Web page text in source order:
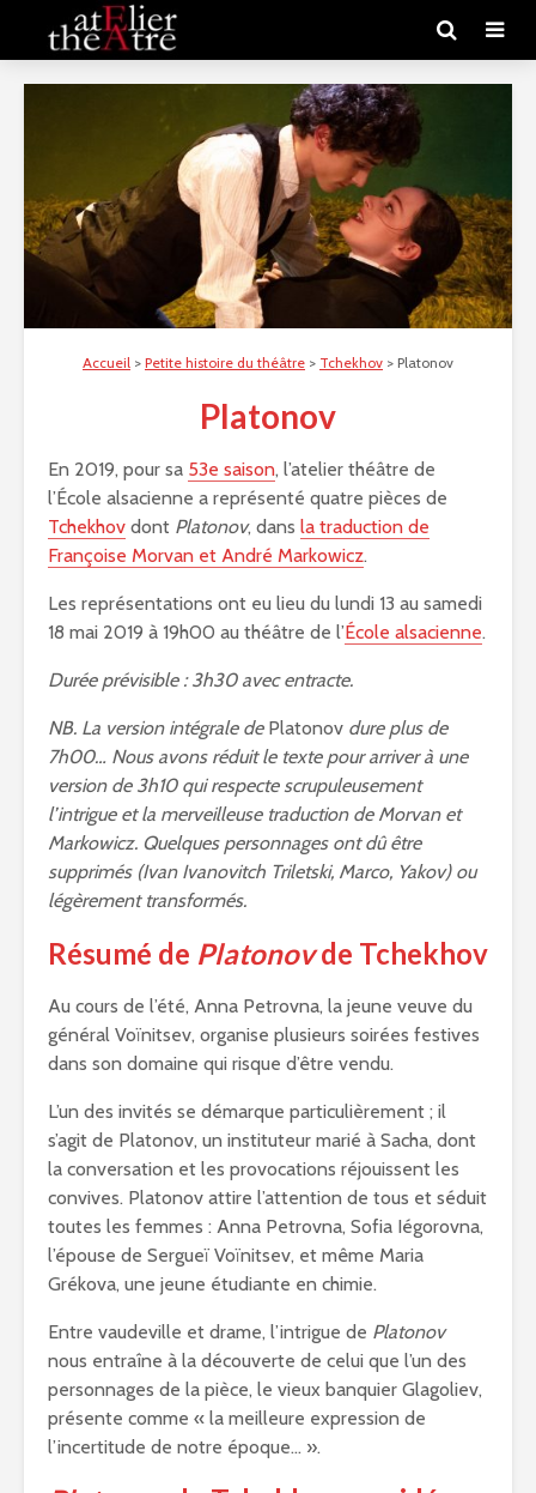
Accueil > Petite histoire du théâtre > Tchekhov > Platonov
Platonov
En 2019, pour sa 53e saison, l’atelier théâtre de
l’École alsacienne a représenté quatre pièces de
Tchekhov dont Platonov, dans la traduction de
Françoise Morvan et André Markowicz.
Les représentations ont eu lieu du lundi 13 au samedi
18 mai 2019 à 19h00 au théâtre de l’École alsacienne.
Durée prévisible : 3h30 avec entracte.
NB. La version intégrale de Platonov dure plus de
7h00… Nous avons réduit le texte pour arriver à une
version de 3h10 qui respecte scrupuleusement
l’intrigue et la merveilleuse traduction de Morvan et
Markowicz. Quelques personnages ont dû être
supprimés (Ivan Ivanovitch Triletski, Marco, Yakov) ou
légèrement transformés.
Résumé de Platonovde Tchekhov
Au cours de l’été, Anna Petrovna, la jeune veuve du
général Voïnitsev, organise plusieurs soirées festives
dans son domaine qui risque d’être vendu.
L’un des invités se démarque particulièrement ; il
s’agit de Platonov, un instituteur marié à Sacha, dont
la conversation et les provocations réjouissent les
convives. Platonov attire l’attention de tous et séduit
toutes les femmes : Anna Petrovna, Sofia Iégorovna,
l’épouse de Sergueï Voïnitsev, et même Maria
Grékova, une jeune étudiante en chimie.
Entre vaudeville et drame, l’intrigue de Platonov
nous entraîne à la découverte de celui que l’un des
personnages de la pièce, le vieux banquier Glagoliev,
présente comme « la meilleure expression de
l’incertitude de notre époque… ».